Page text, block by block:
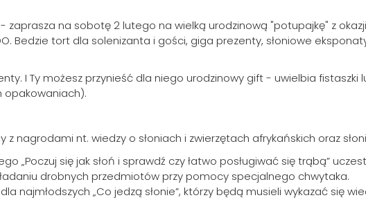
zaprasza na sobotę 2 lutego na wielką urodzinową "potupajkę" z
Bedzie tort dla solenizanta i gości, giga prezenty, słoniowe
I Ty możesz przynieść dla niego urodzinowy gift - uwielbia fistaszki
opakowaniach).
z nagrodami nt. wiedzy o słoniach i zwierzętach afrykańskich oraz
„Poczuj się jak słoń i sprawdź czy łatwo posługiwać się trąbą”
drobnych przedmiotów przy pomocy specjalnego chwytaka.
najmłodszych „Co jedzą słonie”, którzy będą musieli wykazać się